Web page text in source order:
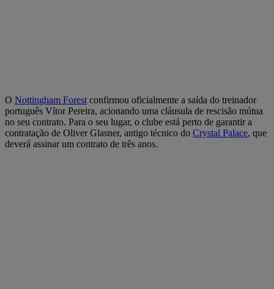
O Nottingham Forest confirmou oficialmente a saída do treinador
português Vítor Pereira, acionando uma cláusula de rescisão mútua
no seu contrato. Para o seu lugar, o clube está perto de garantir a
contratação de Oliver Glasner, antigo técnico do Crystal Palace, que
deverá assinar um contrato de três anos.